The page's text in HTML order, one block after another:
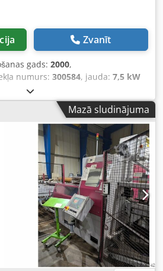
Zvanīt
gads: 2000,
numurs: 300584, jauda: 7,5 kW
griešanas augstums:
400 mm, Aprīkojums:CE
/ rokasgrāmata, Augstas
horizontālā lentzāģa
ražotāja Behringer. Paredzēta
izdevīgai masīvu, cauruļu un profilu
Stabila dubultkolonnu
dizains garantē bezvibrāciju
un maksimālu lentzāģa
Pilnībā automātiska darbība:
materiāla padevi un automātiskām
ražošanas cikliem. Behringer
operatora panelis ērtai
apjomiem programmēšanai.
Stāvoklis: Iekārta pilnībā darba
Mazā sludinājuma